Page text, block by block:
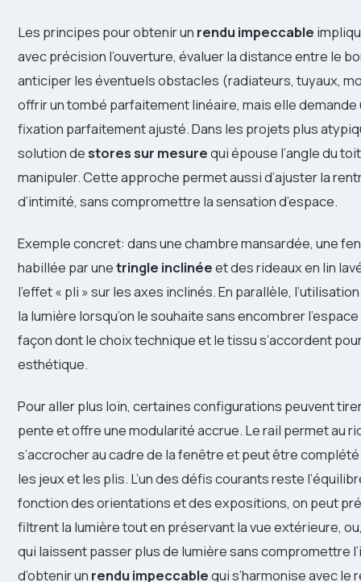
Les principes pour obtenir un rendu impeccable
avec précision l’ouverture, évaluer la distance entre le
anticiper les éventuels obstacles (radiateurs, tuyaux,
offrir un tombé parfaitement linéaire, mais elle
fixation parfaitement ajusté. Dans les projets plus
solution destores sur mesurequi épouse l’angle du
manipuler. Cette approche permet aussi d’ajuster la
d’intimité, sans compromettre la sensation d’espace.
Exemple concret: dans une chambre mansardée, une
habillée par unetringle inclinéeet des rideaux en lin
l’effet « pli » sur les axes inclinés. En parallèle, l’utilisation
la lumière lorsqu’on le souhaite sans encombrer
façon dont le choix technique et le tissu s’accordent
esthétique.
Pour aller plus loin, certaines configurations peuvent
pente et offre une modularité accrue. Le rail permet au
s’accrocher au cadre de la fenêtre et peut être
les jeux et les plis. L’un des défis courants reste
fonction des orientations et des expositions, on peut
filtrent la lumière tout en préservant la vue extérieure,
qui laissent passer plus de lumière sans compromettre
d’obtenir un rendu impeccablequi s’harmonise avec